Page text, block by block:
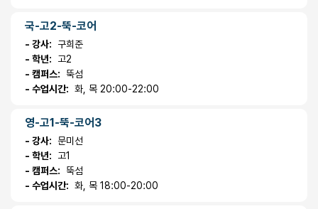
국-고2-뚝-코어
- 강사:
구희준
- 학년:
고2
- 캠퍼스:
뚝섬
- 수업시간: 화, 목 20:00-22:00
영-고1-뚝-코어3
- 강사: 문미선
- 학년:
고1
- 캠퍼스:
뚝섬
- 수업시간: 화, 목 18:00-20:00